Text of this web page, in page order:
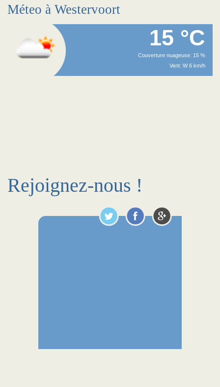
Méteo à Westervoort
15 °C
Couverture nuageuse: 15 %
Vent: W 6 km/h
Rejoignez-nous !